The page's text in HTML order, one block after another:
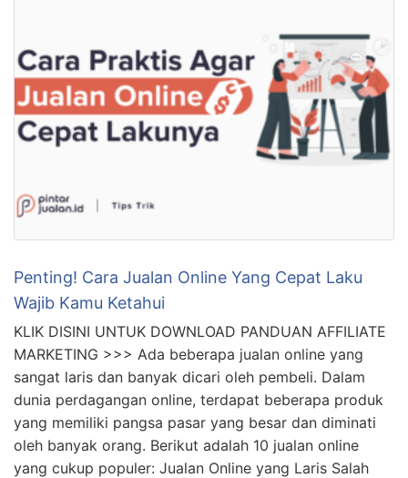
Penting! Cara Jualan Online Yang Cepat Laku
Wajib Kamu Ketahui
KLIK DISINI UNTUK DOWNLOAD PANDUAN AFFILIATE
MARKETING >>> Ada beberapa jualan online yang
sangat laris dan banyak dicari oleh pembeli. Dalam
dunia perdagangan online, terdapat beberapa produk
yang memiliki pangsa pasar yang besar dan diminati
oleh banyak orang. Berikut adalah 10 jualan online
yang cukup populer: Jualan Online yang Laris Salah